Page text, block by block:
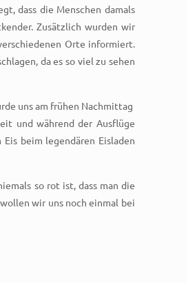
dass die Menschen damals
Zusätzlich wurden wir
Orte informiert.
da es so viel zu sehen
uns am frühen Nachmittag
und während der Ausflüge
beim legendären Eisladen
so rot ist, dass man die
wir uns noch einmal bei